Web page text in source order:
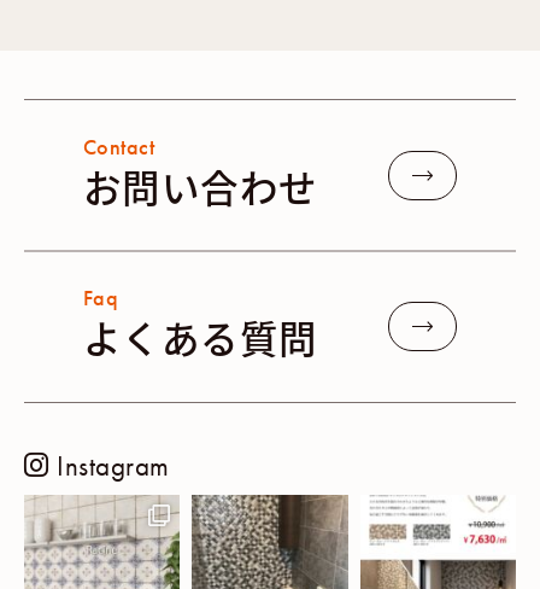
Contact
お問い合わせ
Faq
よくある質問
Instagram